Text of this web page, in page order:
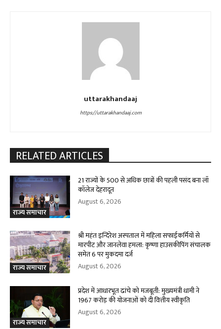
uttarakhandaaj
https://uttarakhandaaj.com
RELATED ARTICLES
राज्य समाचार
21 राज्यों के 500 से अधिक छात्रों की पहली पसंद बना लॉ
कॉलेज देहरादून
August 6, 2026
राज्य समाचार
श्री महंत इन्दिरेश अस्पताल में महिला सफाईकर्मियों से
मारपीट और जानलेवा हमला: कृष्णा हाउसकीपिंग संचालक
समेत 6 पर मुकदमा दर्ज
August 6, 2026
राज्य समाचार
प्रदेश में आधारभूत ढांचे को मजबूती: मुख्यमंत्री धामी ने
1967 करोड़ की योजनाओं को दी वित्तीय स्वीकृति
August 6, 2026